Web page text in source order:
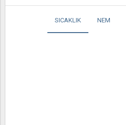
SICAKLIK NEM